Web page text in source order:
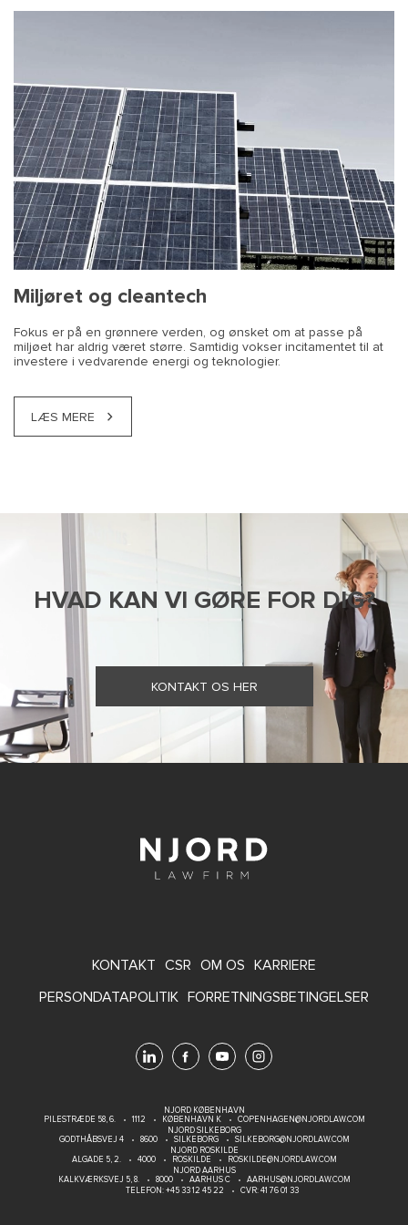
Miljøret og cleantech
Fokus er på en grønnere verden, og ønsket om at passe på
miljøet har aldrig været større. Samtidig vokser incitamentet til at
investere i vedvarende energi og teknologier.
LÆS MERE
HVAD KAN VI GØRE FOR DIG?
KONTAKT OS HER
FOOTER
MENU
KONTAKT CSR OM OS KARRIERE
PERSONDATAPOLITIK FORRETNINGSBETINGELSER
NJORD KØBENHAVN
PILESTRÆDE 58, 6.
1112 KØBENHAVN K
COPENHAGEN@NJORDLAW.COM
NJORD SILKEBORG
GODTHÅBSVEJ 4
8600 SILKEBORG
SILKEBORG@NJORDLAW.COM
NJORD ROSKILDE
ALGADE 5, 2.
4000 ROSKILDE
ROSKILDE@NJORDLAW.COM
NJORD AARHUS
KALKVÆRKSVEJ 5, 8.
8000 AARHUS C
AARHUS@NJORDLAW.COM
TELEFON:+45 33 12 45 22 CVR: 41 76 01 33